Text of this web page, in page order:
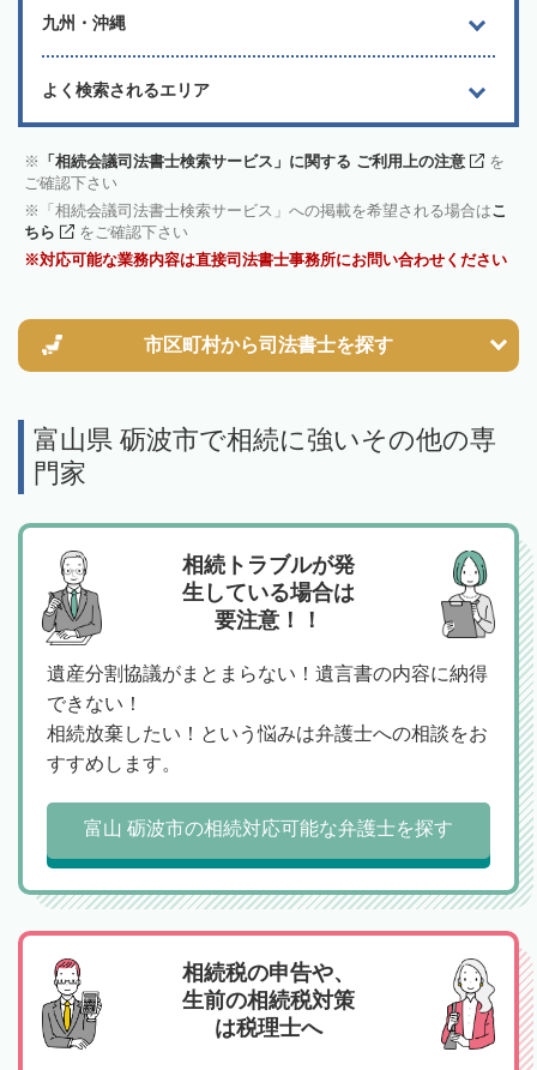
九州・沖縄
よく検索されるエリア
「相続会議司法書士検索サービス」に関する ご利用上の注意
を
ご確認下さい
「相続会議司法書士検索サービス」への掲載を希望される場合はこ
ちら
をご確認下さい
対応可能な業務内容は直接司法書士事務所にお問い合わせください
市区町村から司法書士を探す
富山県 砺波市で相続に強いその他の専
門家
相続トラブルが発
生している場合は
要注意！！
遺産分割協議がまとまらない！遺言書の内容に納得
できない！
相続放棄したい！という悩みは弁護士への相談をお
すすめします。
富山 砺波市の相続対応可能な弁護士を探す
相続税の申告や、
生前の相続税対策
は税理士へ